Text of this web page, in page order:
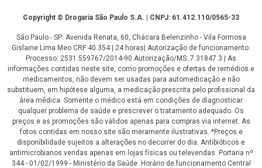
CopyrightCopyright © Drogaria São Paulo S.A. | CNPJ: 61.412.110/0565-33
São Paulo - SP: Avenida Renata, 60, Chácara Belenzinho - Vila Formosa
Gislaine Lima Meo CRF 40.354 | 24 horas| Autorização de funcionamento:
Processo: 2531.559767/2014-90 Autorização/MS: 7.31847.3 | As
informações contidas neste site, como promoções e ofertas de remédios e
medicamentos, não devem ser usadas para automedicação e não
substituem, em hipótese alguma, a medicação prescrita pelo profissional da
área médica. Somente o médico está em condições de diagnosticar
qualquer problema de saúde e prescrever o tratamento adequado. Os
preços e as promoções são válidos apenas para compras via internet. As
fotos contidas em nosso site são meramente ilustrativas. *Preços e
disponibilidade sujeitos a alterações no decorrer do dia. Antibióticos e
antimicrobianos vendas apenas em lojas físicas ou televendas. Portaria nº
344 - 01/02/1999 - Ministério da Saúde. Horário de funcionamento Central